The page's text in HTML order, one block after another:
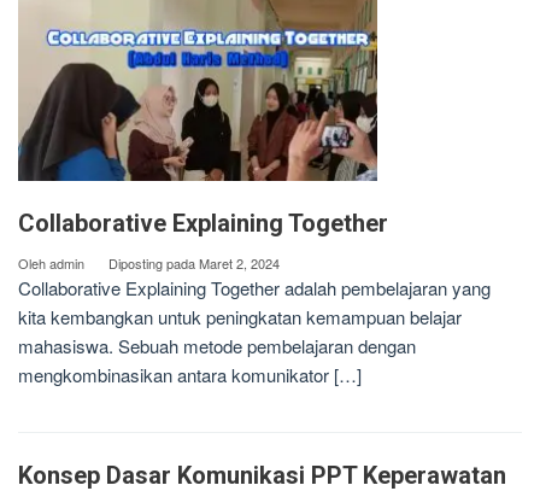
Collaborative Explaining Together
Olehadmin Diposting padaMaret 2, 2024
Collaborative Explaining Together adalah pembelajaran yang
kita kembangkan untuk peningkatan kemampuan belajar
mahasiswa. Sebuah metode pembelajaran dengan
mengkombinasikan antara komunikator […]
Konsep Dasar Komunikasi PPT Keperawatan